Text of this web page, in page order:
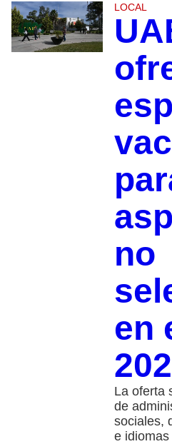
LOCAL
no
en
La oferta
de
sociales,
e idiomas